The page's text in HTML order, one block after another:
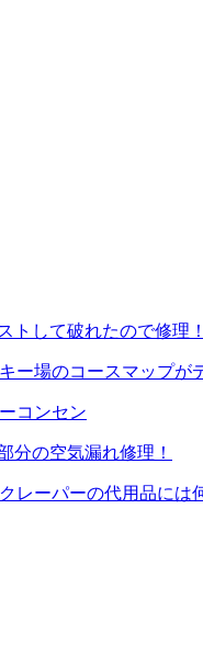
トして破れたので修理！
ー場のコースマップが
コンセン
分の空気漏れ修理！
レーパーの代用品には